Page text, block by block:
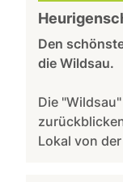
Den
die Wildsau.
Die
Lokal von